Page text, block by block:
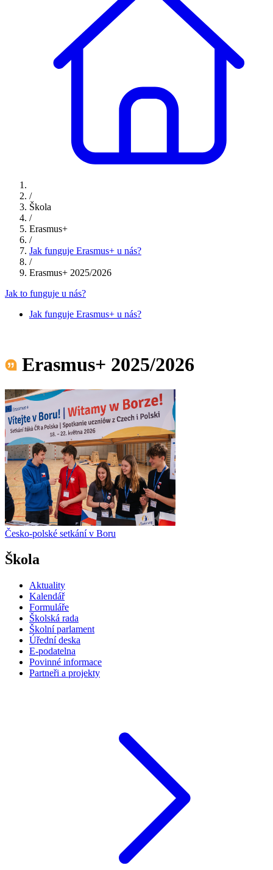
/
Škola
/
Erasmus+
/
Jak funguje Erasmus+ u nás?
/
Erasmus+ 2025/2026
Jak to funguje u nás?
Jak funguje Erasmus+ u nás?
Erasmus+ 2025/2026
Česko-polské setkání v Boru
Škola
Aktuality
Kalendář
Formuláře
Školská rada
Školní parlament
Úřední deska
E-podatelna
Povinné informace
Partneři a projekty